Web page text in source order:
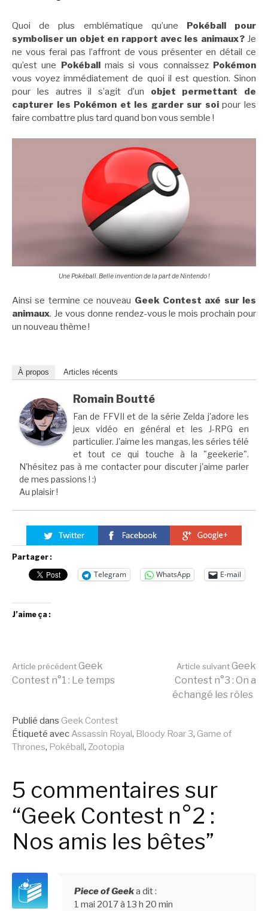
Quoi de plus emblématique qu’une Pokéball pour
symboliser un objet en rapport avec les animaux ? Je
ne vous ferai pas l’affront de vous présenter en détail ce
qu’est une Pokéball mais si vous connaissez Pokémon
vous voyez immédiatement de quoi il est question. Sinon
pour les autres il s’agit d’un objet permettant de
capturer les Pokémon et les garder sur soipour les
faire combattre plus tard quand bon vous semble !
Une Pokéball. Belle invention de la part de Nintendo !
Ainsi se termine ce nouveau Geek Contest axé sur les
animaux. Je vous donne rendez-vous le mois prochain pour
un nouveau thème !
À propos Articles récents
Romain Boutté
Fan de FFVII et de la série Zelda j'adore les
jeux vidéo en général et les J-RPG en
particulier. J'aime les mangas, les séries télé
et tout ce qui touche à la "geekerie".
N'hésitez pas à me contacter pour discuter j'aime parler
de mes passions ! :)
Au plaisir !
Partager :
Telegram WhatsApp E-mail
J’aime ça :
Lire
la
suite
Article précédentGeek
Contest n°1 : Le temps
Article suivantGeek
Contest n°3 : On a
échangé les rôles
Publié dans Geek Contest
Étiqueté avec Assassin Royal, Bloody Roar 3, Game of
Thrones, Pokéball, Zootopia
5 commentaires sur
“Geek Contest n°2 :
Nos amis les bêtes”
Piece of Geeka dit :
1 mai 2017 à 13 h 20 min